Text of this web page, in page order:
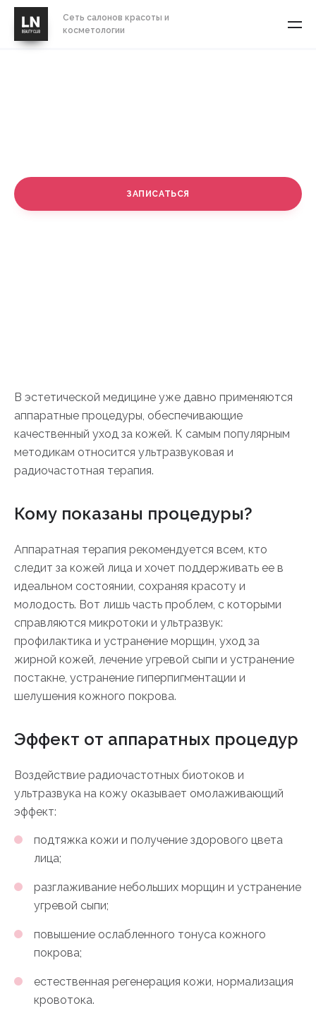
Сеть салонов красоты и
косметологии
ЗАПИСАТЬСЯ
В эстетической медицине уже давно применяются
аппаратные процедуры, обеспечивающие
качественный уход за кожей. К самым популярным
методикам относится ультразвуковая и
радиочастотная терапия.
Кому показаны процедуры?
Аппаратная терапия рекомендуется всем, кто
следит за кожей лица и хочет поддерживать ее в
идеальном состоянии, сохраняя красоту и
молодость. Вот лишь часть проблем, с которыми
справляются микротоки и ультразвук:
профилактика и устранение морщин, уход за
жирной кожей, лечение угревой сыпи и устранение
постакне, устранение гиперпигментации и
шелушения кожного покрова.
Эффект от аппаратных процедур
Воздействие радиочастотных биотоков и
ультразвука на кожу оказывает омолаживающий
эффект:
подтяжка кожи и получение здорового цвета
лица;
разглаживание небольших морщин и устранение
угревой сыпи;
повышение ослабленного тонуса кожного
покрова;
естественная регенерация кожи, нормализация
кровотока.